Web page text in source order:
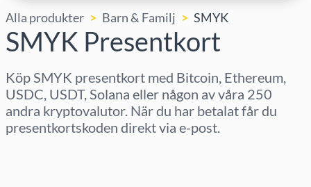
Alla produkter Barn & Familj SMYK
SMYK Presentkort
Köp SMYK presentkort med Bitcoin, Ethereum,
USDC, USDT, Solana eller någon av våra 250
andra kryptovalutor. När du har betalat får du
presentkortskoden direkt via e-post.